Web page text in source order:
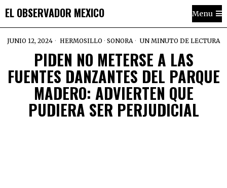
EL OBSERVADOR MEXICO Menu
JUNIO 12, 2024 HERMOSILLO · SONORA UN MINUTO DE LECTURA
PIDEN NO METERSE A LAS
FUENTES DANZANTES DEL PARQUE
MADERO: ADVIERTEN QUE
PUDIERA SER PERJUDICIAL